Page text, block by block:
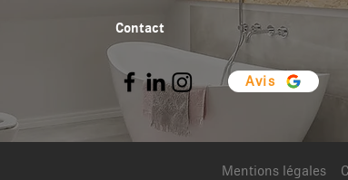
Contact
Avis
Mentions légales